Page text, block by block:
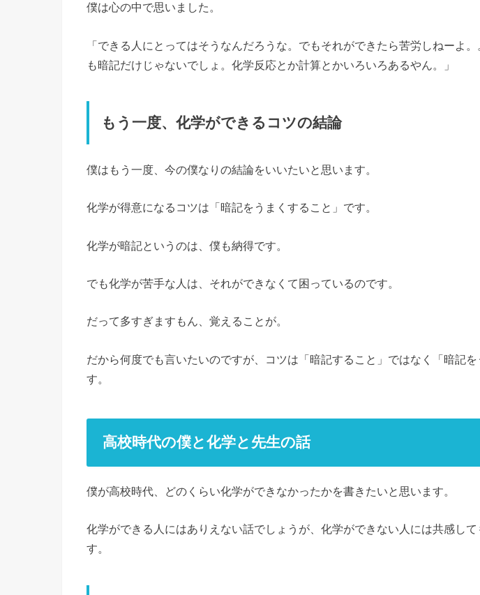
僕は心の中で思いました。
「できる人にとってはそうなんだろうな。でもそれができたら苦労しねーよ
も暗記だけじゃないでしょ。化学反応とか計算とかいろいろあるやん。」
もう一度、化学ができるコツの結論
僕はもう一度、今の僕なりの結論をいいたいと思います。
化学が得意になるコツは「暗記をうまくすること」です。
化学が暗記というのは、僕も納得です。
でも化学が苦手な人は、それができなくて困っているのです。
だって多すぎますもん、覚えることが。
だから何度でも言いたいのですが、コツは「暗記すること」ではなく「暗記
す。
高校時代の僕と化学と先生の話
僕が高校時代、どのくらい化学ができなかったかを書きたいと思います。
化学ができる人にはありえない話でしょうが、化学ができない人には共感して
す。